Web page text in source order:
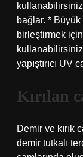
bağlar. * Büyük
birleştirmek
yapıştırıcı UV
Kırılan
Demir ve
demir tutkalı